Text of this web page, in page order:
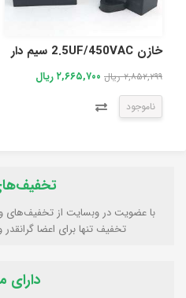
خازن 2.5UF/450VAC سیم دار
۲,۸۵۲,۲۹۹ ریال ۲,۶۶۵,۷۰۰ ریال
ناموجود
با عضویت در وبسایت از تخفیف‌های
تخفیف تنها برای اعضا
دارای